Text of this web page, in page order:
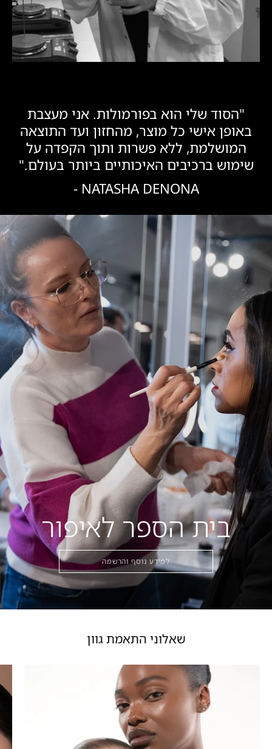
"הסוד שלי הוא בפורמולות. אני מעצבת
באופן אישי כל מוצר, מהחזון ועד התוצאה
המושלמת, ללא פשרות ותוך הקפדה על
שימוש ברכיבים האיכותיים ביותר בעולם."
NATASHA DENONA -
בית הספר לאיפור
למידע נוסף והרשמה
שאלוני התאמת גוון